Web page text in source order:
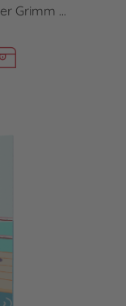
Grimm ...